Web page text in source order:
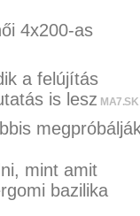
4x200-as
a felújítás
is lesz MA7.SK
mint amit
bazilika